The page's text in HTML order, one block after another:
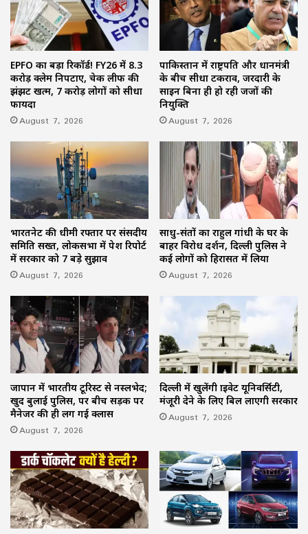
EPFO का बड़ा रिकॉर्ड! FY26 में 8.3
करोड़ क्लेम निपटाए, चेक लीफ की
झंझट खत्म, 7 करोड़ लोगों को सीधा
फायदा
August 7, 2026
पाकिस्तान में राष्ट्रपति और प्रधानमंत्री
के बीच सीधा टकराव, जरदारी के
साइन बिना ही हो रही जजों की
नियुक्ति
August 7, 2026
भारतनेट की धीमी रफ्तार पर संसदीय
समिति सख्त, लोकसभा में पेश रिपोर्ट
में सरकार को 7 बड़े सुझाव
August 7, 2026
साधु-संतों का राहुल गांधी के घर के
बाहर विरोध प्रदर्शन, दिल्ली पुलिस ने
कई लोगों को हिरासत में लिया
August 7, 2026
जापान में भारतीय टूरिस्ट से नस्लभेद;
खुद बुलाई पुलिस, पर बीच सड़क पर
मैनेजर की ही लग गई क्लास
August 7, 2026
दिल्ली में खुलेंगी प्राइवेट यूनिवर्सिटी,
मंजूरी देने के लिए बिल लाएगी सरकार
August 7, 2026